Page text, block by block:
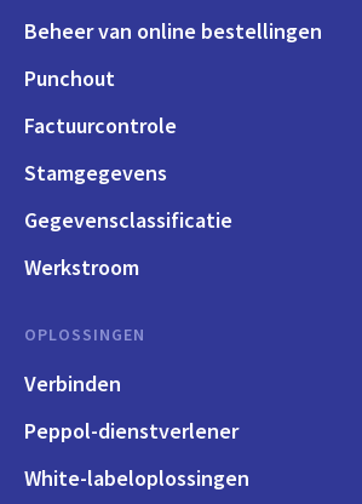
Beheer van online bestellingen
Punchout
Factuurcontrole
Stamgegevens
Gegevensclassificatie
Werkstroom
OPLOSSINGEN
Verbinden
Peppol-dienstverlener
White-labeloplossingen